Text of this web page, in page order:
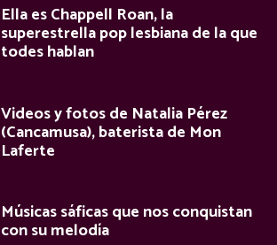
Ella es Chappell Roan, la
superestrella pop lesbiana de la que
todes hablan
Videos y fotos de Natalia Pérez
(Cancamusa), baterista de Mon
Laferte
Músicas sáficas que nos conquistan
con su melodía